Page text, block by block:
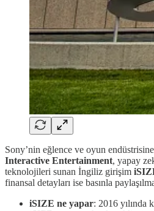
Sony’nin eğlence ve oyun
Interactive Entertainment, yapay
teknolojileri sunan İngiliz girişim
finansal detayları ise basınla
iSIZE ne yapar: 2016 yılında